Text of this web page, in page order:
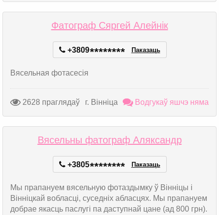
Фатограф Сяргей Алейнік
+3809******** Паказаць
Вясельная фотасесія
2628 праглядаў г. Вінніца Водгукаў яшчэ няма
Вясельны фатограф Аляксандр
+3805******** Паказаць
Мы прапануем вясельную фотаздымку ў Вінніцы і
Вінніцкай вобласці, суседніх абласцях. Мы прапануем
добрае якасць паслугі па даступнай цане (ад 800 грн).